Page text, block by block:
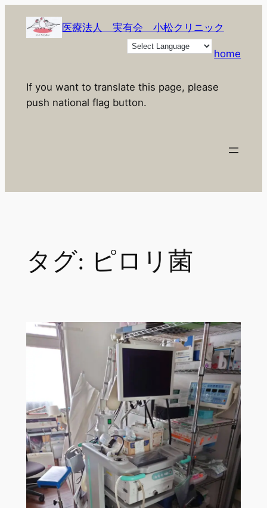
医療法人 実有会 小松クリニック
home
If you want to translate this page, please
push national flag button.
タグ: ピロリ菌